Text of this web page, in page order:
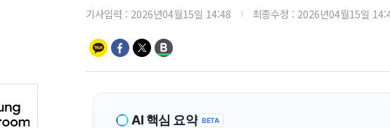
기사입력 : 2026년04월15일 14:48 최종수정 : 2026년04월15일
AI 핵심 요약 BETA